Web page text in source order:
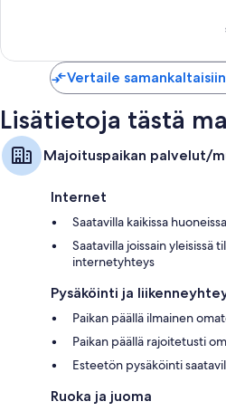
Vertaile
Lisätietoja tästä
Majoituspaikan palvelut/
Internet
Saatavilla kaikissa
Saatavilla joissain yleisissä
internetyhteys
Pysäköinti ja
Paikan päällä ilmainen
Paikan päällä rajoitetusti
Esteetön pysäköinti
Ruoka ja juoma